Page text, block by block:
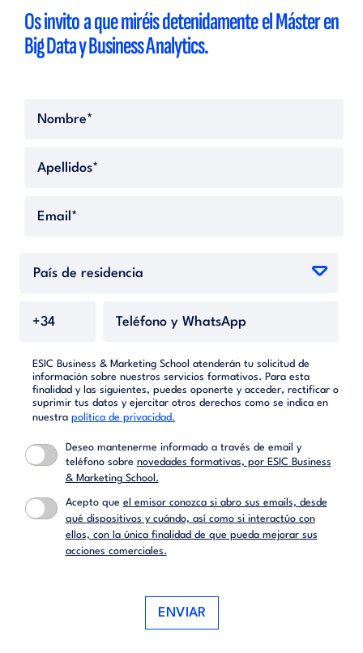
Os invito a que miréis detenidamente el Máster en
Big Data y Business Analytics.
ESIC Business & Marketing School atenderán tu solicitud de
información sobre nuestros servicios formativos. Para esta
finalidad y las siguientes, puedes oponerte y acceder, rectificar o
suprimir tus datos y ejercitar otros derechos como se indica en
nuestra política de privacidad.
Deseo mantenerme informado a través de email y
teléfono sobre novedades formativas, por ESIC Business
& Marketing School.
Acepto que el emisor conozca si abro sus emails, desde
qué dispositivos y cuándo, así como si interactúo con
ellos, con la única finalidad de que pueda mejorar sus
acciones comerciales.
ENVIAR